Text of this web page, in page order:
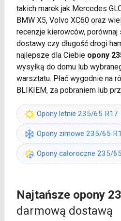
takich marek jak Mercedes
BMW X5, Volvo XC60 oraz
recenzje kierowców, porównaj
dostawy czy długość drogi
najlepsze dla Ciebie opony
wysyłką do domu lub
warsztatu. Płać wygodnie na
BLIKIEM, za pobraniem lub
Opony letnie 235/65 R17
Opony zimowe 235/65
Opony całoroczne 235/
Najtańsze opony
darmową dostawą